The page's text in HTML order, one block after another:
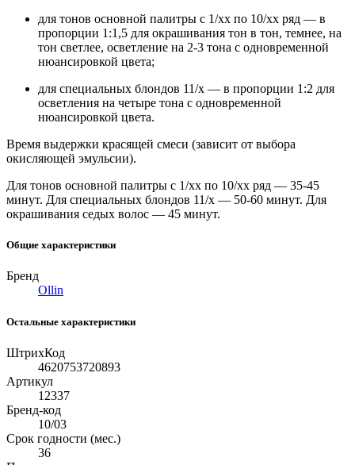
для тонов основной палитры с 1/хх по 10/хх ряд — в
пропорции 1:1,5 для окрашивания тон в тон, темнее, на
тон светлее, осветление на 2-3 тона с одновременной
нюансировкой цвета;
для специальных блондов 11/х — в пропорции 1:2 для
осветления на четыре тона с одновременной
нюансировкой цвета.
Время выдержки красящей смеси (зависит от выбора
окисляющей эмульсии).
Для тонов основной палитры с 1/хх по 10/хх ряд — 35-45
минут. Для специальных блондов 11/х — 50-60 минут. Для
окрашивания седых волос — 45 минут.
Общие характеристики
Бренд
Ollin
Остальные характеристики
ШтрихКод
4620753720893
Артикул
12337
Бренд-код
10/03
Срок годности (мес.)
36